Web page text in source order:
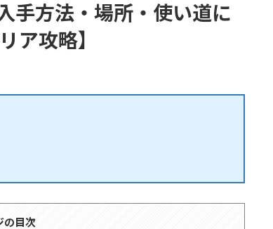
手方法・場所・使い道に
ア攻略】
の目次